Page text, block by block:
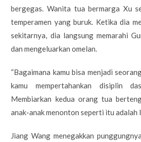
bergegas. Wanita tua bermarga Xu
temperamen yang buruk. Ketika dia
sekitarnya, dia langsung memarahi
dan mengeluarkan omelan.
“Bagaimana kamu bisa menjadi
kamu mempertahankan disiplin
Membiarkan kedua orang tua
anak-anak menonton seperti itu adalah
Jiang Wang menegakkan